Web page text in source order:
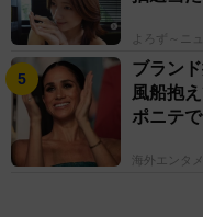
よろず～ニ
ブラン
風船抱
ポニテ
海外エンタメ